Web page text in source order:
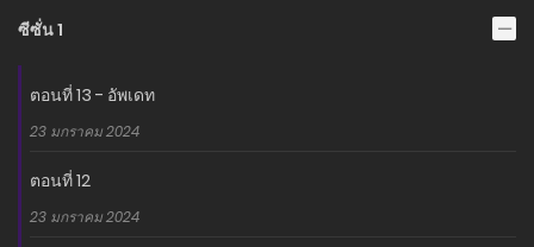
ซีซั่น 1
ตอนที่ 13 - อัพเดท
23 มกราคม 2024
ตอนที่ 12
23 มกราคม 2024